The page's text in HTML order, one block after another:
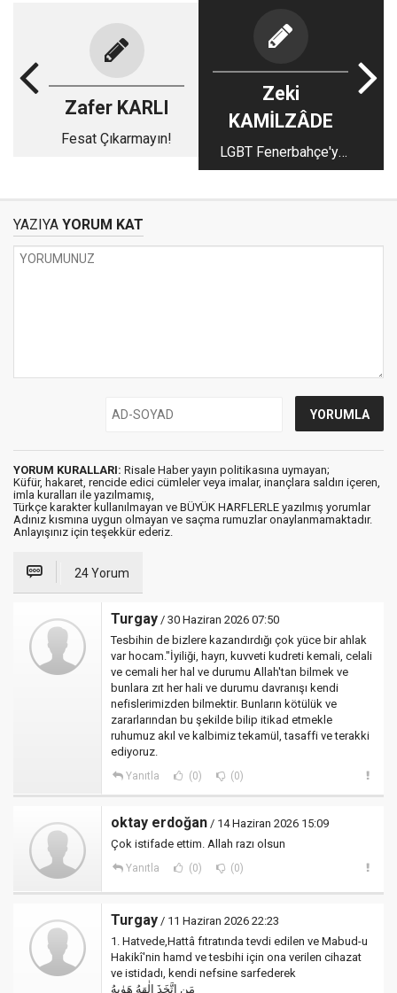
Zafer KARLI
Fesat Çıkarmayın!
Zeki
KAMİLZÂDE
LGBT Fenerbahçe'yi
de mi kuşatıyor?
YAZIYA YORUM KAT
YORUM KURALLARI: Risale Haber yayın politikasına uymayan;
Küfür, hakaret, rencide edici cümleler veya imalar, inançlara saldırı içeren,
imla kuralları ile yazılmamış,
Türkçe karakter kullanılmayan ve BÜYÜK HARFLERLE yazılmış yorumlar
Adınız kısmına uygun olmayan ve saçma rumuzlar onaylanmamaktadır.
Anlayışınız için teşekkür ederiz.
24 Yorum
Turgay / 30 Haziran 2026 07:50
Tesbihin de bizlere kazandırdığı çok yüce bir ahlak
var hocam."İyiliği, hayrı, kuvveti kudreti kemali, celali
ve cemali her hal ve durumu Allah'tan bilmek ve
bunlara zıt her hali ve durumu davranışı kendi
nefislerimizden bilmektir. Bunların kötülük ve
zararlarından bu şekilde bilip itikad etmekle
ruhumuz akıl ve kalbimiz tekamül, tasaffi ve terakki
ediyoruz.
Yanıtla (0) (0)
oktay erdoğan / 14 Haziran 2026 15:09
Çok istifade ettim. Allah razı olsun
Yanıtla (0) (0)
Turgay / 11 Haziran 2026 22:23
1. Hatvede,Hattâ fıtratında tevdi edilen ve Mabud-u
Hakikî'nin hamd ve tesbihi için ona verilen cihazat
ve istidadı, kendi nefsine sarfederek
مَنِ اتَّخَذَ اِلٰهَهُ هَوٰيهُ